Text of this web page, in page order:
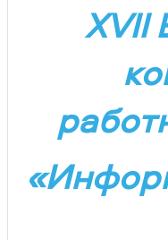
XVII